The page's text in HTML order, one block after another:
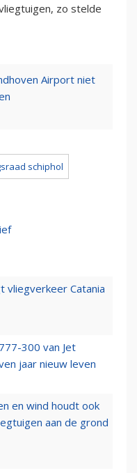
zo stelde
Airport niet
schiphol
vliegverkeer Catania
300 van Jet
jaar nieuw leven
en wind houdt ook
aan de grond